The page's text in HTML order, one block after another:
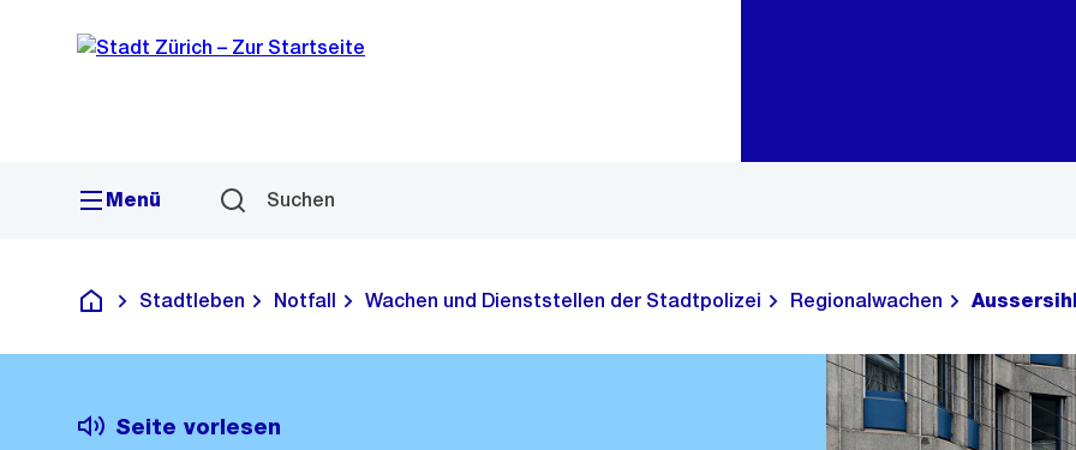
Navigation
Sprunglink
Menü Suchen
Deutsch
Stadtleben Notfall Wachen und Dienststellen der Stadtpolizei Regionalwachen
Seite vorlesen